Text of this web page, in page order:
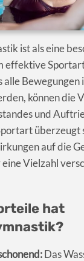
ist als eine
effektive
alle Bewegungen
können die
und
überzeugt
auf die
Vielzahl
hat
Das